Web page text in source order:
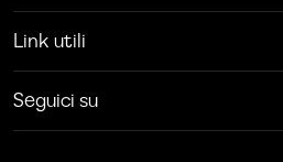
Link utili
Seguici su